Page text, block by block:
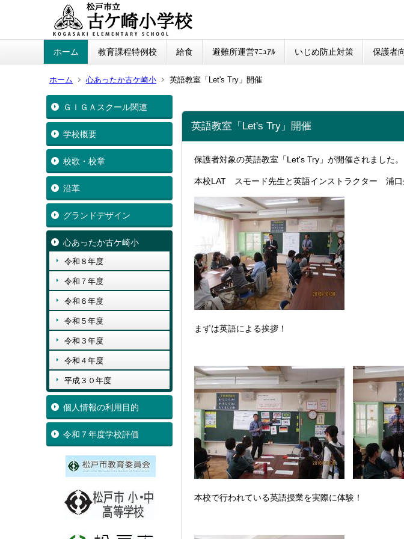
ホーム 教育課程特例校 給食 避難所運営ﾏﾆｭｱﾙ いじめ防止対策 保護者
ホーム 心あったか古ケ崎小 英語教室「Let's Try」開催
ＧＩＧＡスクール関連
学校概要
校歌・校章
沿革
グランドデザイン
心あったか古ケ崎小
令和８年度
令和７年度
令和６年度
令和５年度
令和３年度
令和４年度
平成３０年度
個人情報の利用目的
令和７年度学校評価
英語教室「Let's Try」開催
保護者対象の英語教室「Let's Try」が開催されました。
本校LAT スモード先生と英語インストラクター 浦口
まずは英語による挨拶！
本校で行われている英語授業を実際に体験！